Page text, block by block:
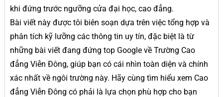
khi đứng trước ngưỡng cửa đại học, cao đẳng.
Bài viết này được tôi biên soạn dựa trên việc tổng hợp và
phân tích kỹ lưỡng các thông tin uy tín, đặc biệt là từ
những bài viết đang đứng top Google về Trường Cao
đẳng Viễn Đông, giúp bạn có cái nhìn toàn diện và chính
xác nhất về ngôi trường này. Hãy cùng tìm hiểu xem Cao
đẳng Viễn Đông có phải là lựa chọn phù hợp cho bạn